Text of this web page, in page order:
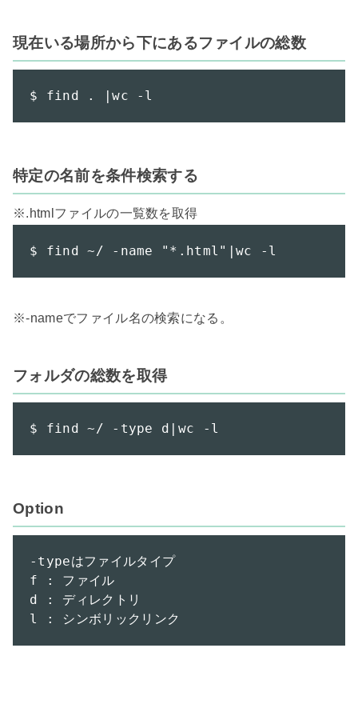
現在いる場所から下にあるファイルの総数
$ find . |wc -l
特定の名前を条件検索する
$ find ~/ -name "*.html"|wc -l
※-nameでファイル名の検索になる。
フォルダの総数を取得
$ find ~/ -type d|wc -l
Option
-typeはファイルタイプ
f : ファイル
d : ディレクトリ
l : シンボリックリンク